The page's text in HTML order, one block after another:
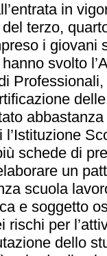
in
terzo,
i giovani
svolto
l’Istituzione
schede di
un
scuola
e soggetto
rischi per
dello